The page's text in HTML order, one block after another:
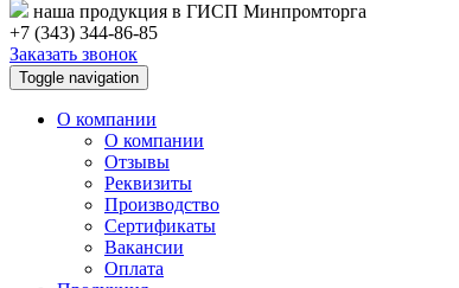
наша продукция в ГИСП Минпромторга
+7 (343) 344-86-85
Заказать звонок
Toggle navigation
О компании
О компании
Отзывы
Реквизиты
Производство
Сертификаты
Вакансии
Оплата